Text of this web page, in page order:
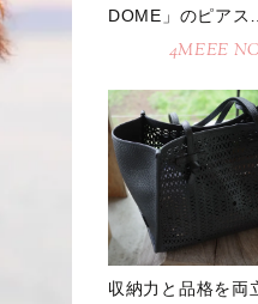
DOME」のピアスが
4MEEE
収納力と品格を両